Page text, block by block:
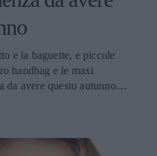
e la baguette, e piccole
handbag e le maxi
da avere questo autunno